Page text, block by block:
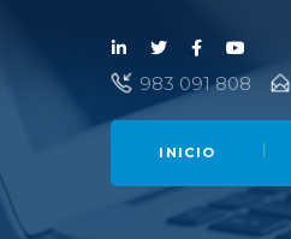
Lin
ked
in
Twi
tter
Fac
ebo
ok
You
e
983 091 808
INICIO